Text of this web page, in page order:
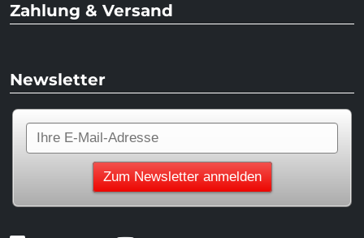
Zahlung & Versand
Newsletter